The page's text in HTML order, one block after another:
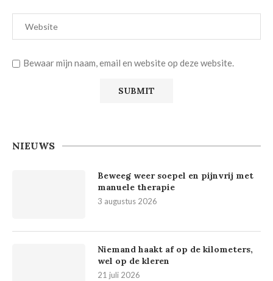
Bewaar mijn naam, email en website op deze website.
NIEUWS
Beweeg weer soepel en pijnvrij met
manuele therapie
3 augustus 2026
Niemand haakt af op de kilometers,
wel op de kleren
21 juli 2026